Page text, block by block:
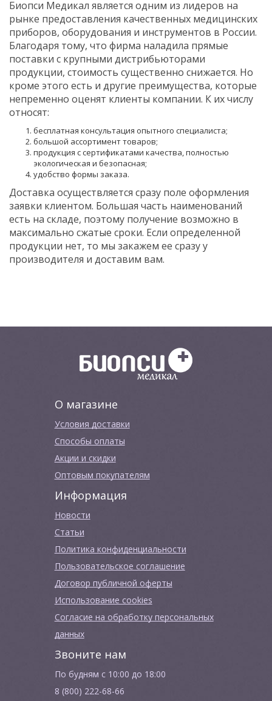
Биопси Медикал является одним из лидеров на
рынке предоставления качественных медицинских
приборов, оборудования и инструментов в России.
Благодаря тому, что фирма наладила прямые
поставки с крупными дистрибьюторами
продукции, стоимость существенно снижается. Но
кроме этого есть и другие преимущества, которые
непременно оценят клиенты компании. К их числу
относят:
бесплатная консультация опытного специалиста;
большой ассортимент товаров;
продукция с сертификатами качества, полностью
экологическая и безопасная;
удобство формы заказа.
Доставка осуществляется сразу поле оформления
заявки клиентом. Большая часть наименований
есть на складе, поэтому получение возможно в
максимально сжатые сроки. Если определенной
продукции нет, то мы закажем ее сразу у
производителя и доставим вам.
О магазине
Условия доставки
Способы оплаты
Акции и скидки
Оптовым покупателям
Информация
Новости
Cтатьи
Политика конфиденциальности
Пользовательское соглашение
Договор публичной оферты
Использование cookies
Согласие на обработку персональных
данных
Звоните нам
По будням с 10:00 до 18:00
8 (800) 222-68-66